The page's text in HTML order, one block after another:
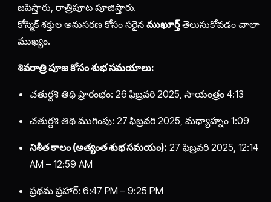
జపిస్తారు, రాత్రిపూట పూజిస్తారు.
కోస్మిక్ శక్తుల అనుసరణ కోసం సరైనముఖూర్త్తెలుసుకోవడం చాలా
ముఖ్యం.
శివరాత్రి పూజ కోసం శుభ సమయాలు:
చతుర్దశి తిథి ప్రారంభం: 26 ఫిబ్రవరి 2025, సాయంత్రం 4:13
చతుర్దశి తిథి ముగింపు: 27 ఫిబ్రవరి 2025, మధ్యాహ్నం 1:09
నిశీత కాలం (అత్యంత శుభ సమయం): 27 ఫిబ్రవరి 2025, 12:14
AM – 12:59 AM
ప్రథమ ప్రహార్: 6:47 PM – 9:25 PM